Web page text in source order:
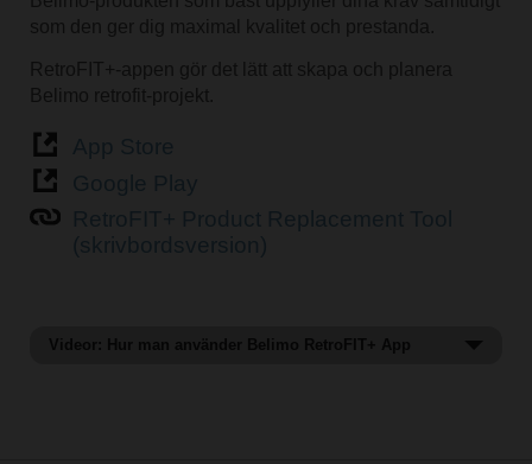
som den ger dig maximal kvalitet och prestanda.
RetroFIT+-appen gör det lätt att skapa och planera
Belimo retrofit-projekt.